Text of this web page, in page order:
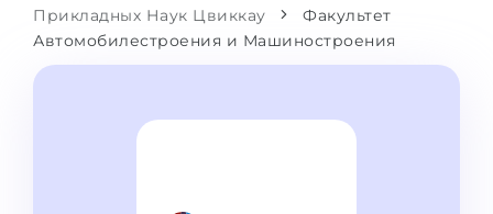
Пропедевтика
ЯЗЫКОВЫЕ ШКОЛЫ
Магистратура в Германии
Второе высшее
С гарантией зачисления
Прикладных Наук Цвиккау
Факультет
Автомобилестроения и Машиностроения